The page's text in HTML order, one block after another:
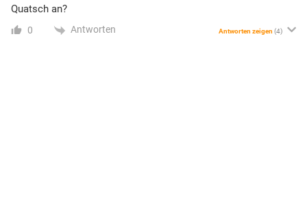
Quatsch an?
0 Antworten Antworten zeigen (4)